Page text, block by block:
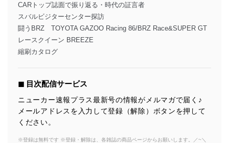
CARトップ誌面で振り返る・時代の証言者
スバルビジターセンター探訪
闘うBRZ TOYOTA GAZOO Racing 86/BRZ Race&SUPER GT
レースクイーン BREEZE
縮刷カタログ
◼︎ 目次配信サービス
ニューカー速報プラス最新号の情報がメルマガで届く♪
メールアドレスを入力して登録（解除）ボタンを押して
ください。
※登録は無料です ※登録・解除は、各雑誌の商品ページからお願いします。／~＼